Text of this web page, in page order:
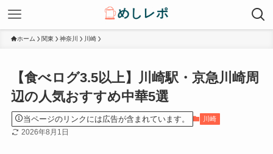
ホーム 関東 神奈川 川崎
【食べログ3.5以上】川崎駅・京急川崎周
辺の人気おすすめ中華5選
当ページのリンクには広告が含まれています。 川崎
2026年8月1日